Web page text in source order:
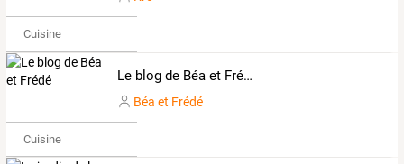
Cuisine
Le blog de Béa et Frédé
Béa et Frédé
Cuisine